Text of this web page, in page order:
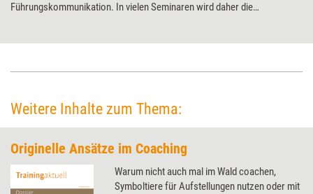
Führungskommunikation. In vielen Seminaren wird daher die
Weitere Inhalte zum Thema:
Originelle Ansätze im Coaching
Warum nicht auch mal im Wald coachen,
Symboltiere für Aufstellungen nutzen oder mit